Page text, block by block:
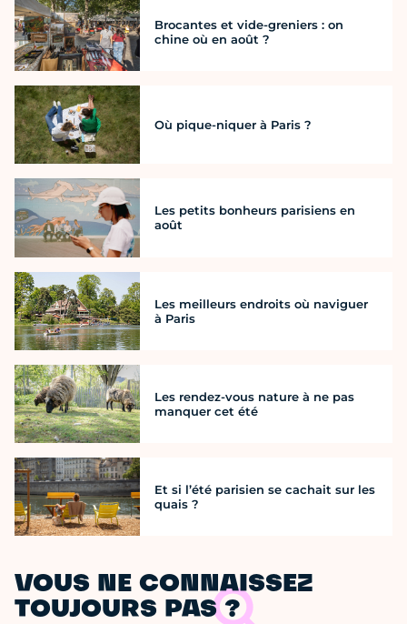
Brocantes et vide-greniers : on
chine où en août ?
Où pique-niquer à Paris ?
Les petits bonheurs parisiens en
août
Les meilleurs endroits où naviguer
à Paris
Les rendez-vous nature à ne pas
manquer cet été
Et si l’été parisien se cachait sur les
quais ?
VOUS NE CONNAISSEZ
TOUJOURS PAS ?